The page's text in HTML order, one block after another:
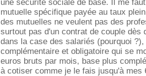
une sécurité sociale de base. Il me
mutuelle spécifique payée au taux
des mutuelles ne veulent pas des
surtout pas d'un contrat de couple dès
dans la case des salariés (pourquoi
complémentaire et obligatoire qui se
euros bruts par mois, base plus
à cotiser comme je le fais jusqu'à mes